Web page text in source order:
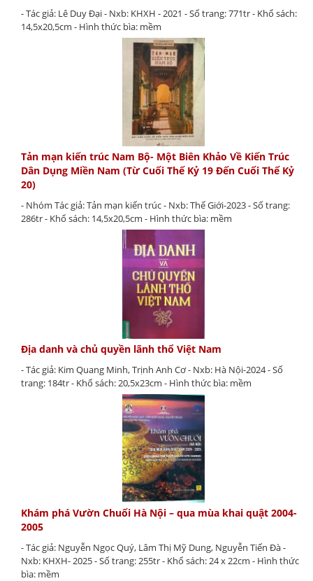
- Tác giả: Lê Duy Đại - Nxb: KHXH - 2021 - Số trang: 771tr - Khổ sách:
14,5x20,5cm - Hình thức bìa: mềm
Tản mạn kiến trúc Nam Bộ- Một Biên Khảo Về Kiến Trúc
Dân Dụng Miền Nam (Từ Cuối Thế Kỷ 19 Đến Cuối Thế Kỷ
20)
- Nhóm Tác giả: Tản mạn kiến trúc - Nxb: Thế Giới-2023 - Số trang:
286tr - Khổ sách: 14,5x20,5cm - Hình thức bìa: mềm
Địa danh và chủ quyền lãnh thổ Việt Nam
- Tác giả: Kim Quang Minh, Trịnh Anh Cơ - Nxb: Hà Nội-2024 - Số
trang: 184tr - Khổ sách: 20,5x23cm - Hình thức bìa: mềm
Khám phá Vườn Chuối Hà Nội – qua mùa khai quật 2004-
2005
- Tác giả: Nguyễn Ngọc Quý, Lâm Thị Mỹ Dung, Nguyễn Tiến Đà -
Nxb: KHXH- 2025 - Số trang: 255tr - Khổ sách: 24 x 22cm - Hình thức
bìa: mềm